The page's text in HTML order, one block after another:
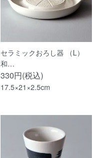
セラミックおろし器 （L）
和…
330円(税込)
17.5×21×2.5cm